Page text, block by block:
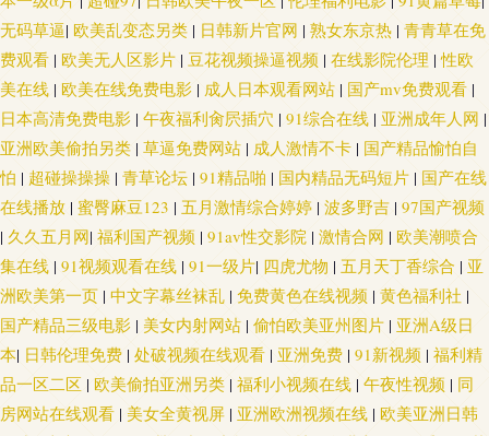
无码草逼| 欧美乱变态另类 | 日韩新片官网 | 熟女东京热 | 青青草在免
费观看 | 欧美无人区影片 | 豆花视频操逼视频 | 在线影院伦理 |性欧
美在线 | 欧美在线免费电影 | 成人日本观看网站 | 国产mv免费观看 |
日本高清免费电影 | 午夜福利肏屄插穴 | 91综合在线 | 亚洲成年人网 |
亚洲欧美偷拍另类 | 草逼免费网站 | 成人激情不卡 | 国产精品愉怕自
怕 | 超碰操操操 | 青草论坛 | 91精品啪 | 国内精品无码短片 | 国产在线
在线播放 | 蜜臀麻豆123 | 五月激情综合婷婷 | 波多野吉 | 97国产视频
| 久久五月网| 福利国产视频 | 91av性交影院 | 激情合网 | 欧美潮喷合
集在线 | 91视频观看在线 | 91一级片| 四虎尤物 | 五月天丁香综合 | 亚
洲欧美第一页 | 中文字幕丝袜乱 | 免费黄色在线视频 | 黄色福利社 |
国产精品三级电影 | 美女内射网站 | 偷怕欧美亚州图片 | 亚洲A级日
本| 日韩伦理免费 | 处破视频在线观看 | 亚洲免费 | 91新视频 | 福利精
品一区二区 | 欧美偷拍亚洲另类 | 福利小视频在线 | 午夜性视频 | 同
房网站在线观看 | 美女全黄视屏 | 亚洲欧洲视频在线 | 欧美亚洲日韩